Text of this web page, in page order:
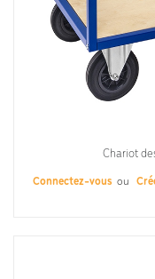
Chariot
Connectez-vous ou